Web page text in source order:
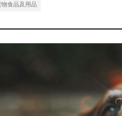
物食品及用品